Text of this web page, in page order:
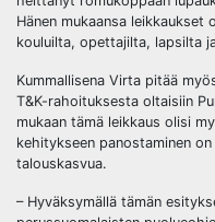
Hänen mukaansa
kouluilta, opettajilta, lapsilta
Kummallisena Virta pitää
T&K-rahoituksesta oltaisiin
mukaan tämä leikkaus olisi
kehitykseen panostaminen
talouskasvua.
– Hyväksymällä tämän